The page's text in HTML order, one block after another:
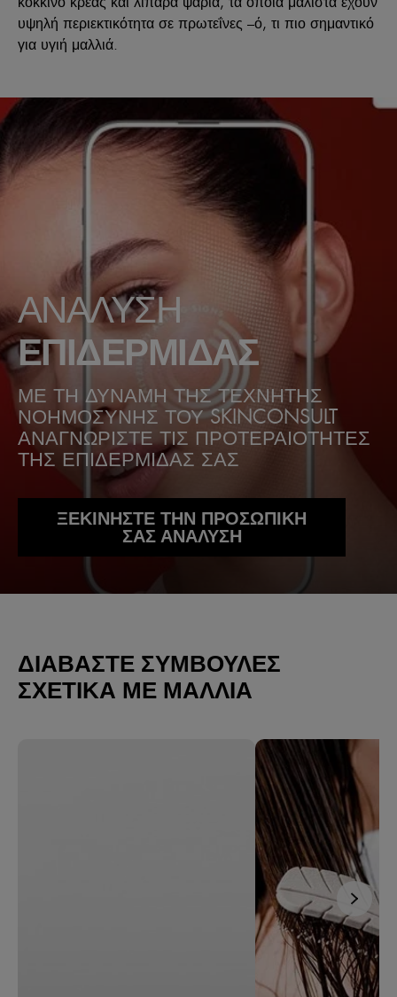
υψηλή περιεκτικότητα σε πρωτεΐνες –ό, τι πιο σημαντικό
για υγιή μαλλιά.
ΑΝΑΛΥΣΗ
ΕΠΙΔΕΡΜΙΔΑΣ
ΜΕ ΤΗ ΔΥΝΑΜΗ ΤΗΣ ΤΕΧΝΗΤΗΣ
ΝΟΗΜΟΣΥΝΗΣ ΤΟΥ SKINCONSULT
ΑΝΑΓΝΩΡΙΣΤΕ ΤΙΣ ΠΡΟΤΕΡΑΙΟΤΗΤΕΣ
ΤΗΣ ΕΠΙΔΕΡΜΙΔΑΣ ΣΑΣ
ΞΕΚΙΝΗΣΤΕ ΤΗΝ ΠΡΟΣΩΠΙΚΗ
ΣΑΣ ΑΝΑΛΥΣΗ
ΔΙΑΒΆΣΤΕ ΣΥΜΒΟΥΛΈΣ
ΣΧΕΤΙΚΆ ΜΕ ΜΑΛΛΙΆ